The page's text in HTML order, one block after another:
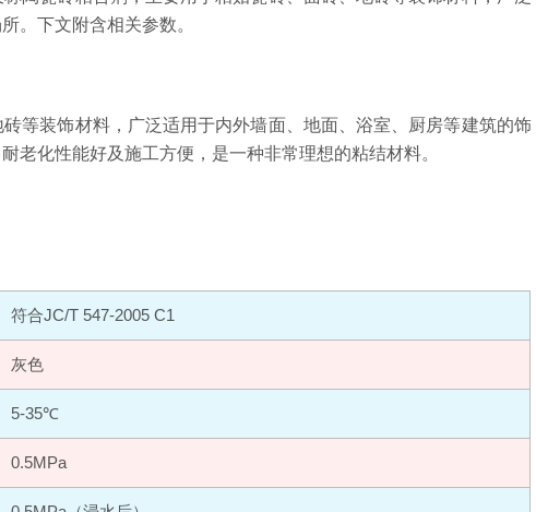
。下文附含相关参数。
等装饰材料，广泛适用于内外墙面、地面、浴室、厨房等建筑的饰
老化性能好及施工方便，是一种非常理想的粘结材料。
符合JC/T 547-2005 C1
灰色
5-35℃
0.5MPa